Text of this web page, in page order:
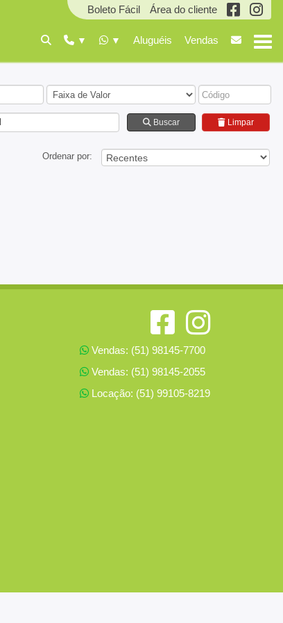
Boleto Fácil Área do cliente
Aluguéis Vendas
Buscar Limpar
Ordenar por:
Vendas: (51) 98145-7700
Vendas: (51) 98145-2055
Locação: (51) 99105-8219